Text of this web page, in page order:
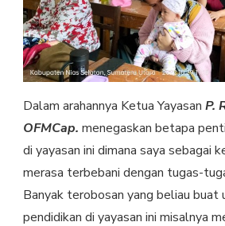
Dalam arahannya Ketua Yayasan P.
OFMCap. menegaskan betapa
di yayasan ini dimana saya sebagai
merasa terbebani dengan tugas-
Banyak terobosan yang beliau buat
pendidikan di yayasan ini misalnya